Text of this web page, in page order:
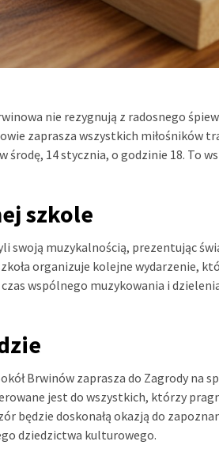
nie rezygnują z radosnego
zaprasza wszystkich miłośników
14 stycznia, o godzinie 18. To
szkole
swoją muzykalnością, prezentując
organizuje kolejne wydarzenie,
wspólnego muzykowania i
Brwinów zaprasza do Zagrody na
jest do wszystkich, którzy
będzie doskonałą okazją do
dziedzictwa kulturowego.